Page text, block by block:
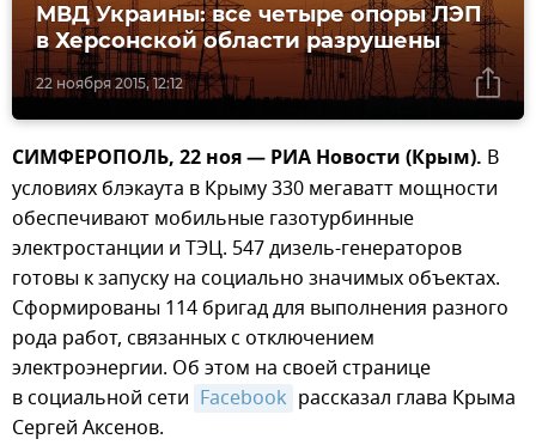
22 ноября 2015, 12:12
МВД Украины: все четыре опоры ЛЭП
в Херсонской области разрушены
СИМФЕРОПОЛЬ, 22 ноя — РИА Новости (Крым). В
условиях блэкаута в Крыму 330 мегаватт мощности
обеспечивают мобильные газотурбинные
электростанции и ТЭЦ. 547 дизель-генераторов
готовы к запуску на социально значимых объектах.
Сформированы 114 бригад для выполнения разного
рода работ, связанных с отключением
электроэнергии. Об этом на своей странице
в социальной сети Facebook рассказал глава Крыма
Сергей Аксенов.